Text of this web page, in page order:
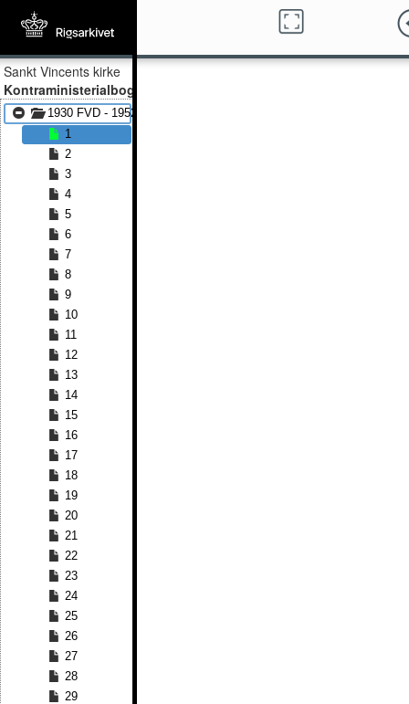
Sankt Vincents kirke
Kontraministerialbog
1930 FVD - 1952 FVD
1
2
3
4
5
6
7
8
9
10
11
12
13
14
15
16
17
18
19
20
21
22
23
24
25
26
27
28
29